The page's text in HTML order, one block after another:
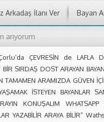
Arkadaş İlanı Ver Bayan
arıyorum
ÇEVRESİN de LAFLA
SIRDAŞ DOST ARAYAN
TAMAMEN ARAMIZDA GÜVEN
İSTEYEN BAYANLAR
KONUŞALIM WHATSAPP
YAZABİLİR ARAYA BİLİR”